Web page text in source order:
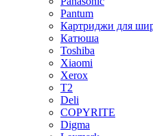
Pantum
Картриджи для
Катюша
Toshiba
Xiaomi
Xerox
T2
Deli
COPYRITE
Digma